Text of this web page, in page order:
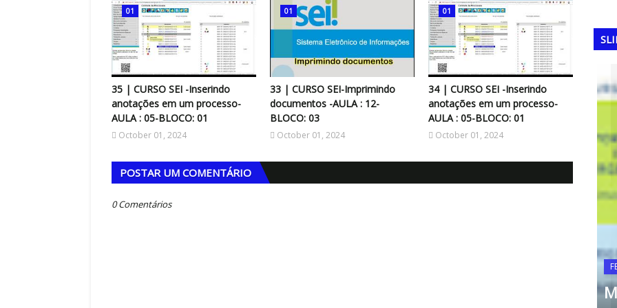
01
35 | CURSO SEI -Inserindo
anotações em um processo-
AULA : 05-BLOCO: 01
October 01, 2024
01
33 | CURSO SEI-Imprimindo
documentos -AULA : 12-
BLOCO: 03
October 01, 2024
01
34 | CURSO SEI -Inserindo
anotações em um processo-
AULA : 05-BLOCO: 01
October 01, 2024
POSTAR UM COMENTÁRIO
0 Comentários